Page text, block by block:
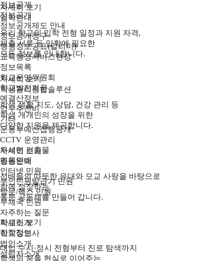
정보공개
정보공개
정보공개제도 안내
정보공개청구
행정정보공표(알리미)
교육행정서비스현장
정보목록
학교운영위원회
학교발전기금
예결산정보
업무추진비
기타
운동부예산집행공개
CCTV 운영관리
무석면 건출물
민원안내
인터넷 민원
무인민원발급기 민원
방문/팩스 민원
우체국 민원
자주하는 질문
학교소개
학교장인사
법인소개
설립자소개
자세히 보기
입학안내
우리 학교의 입학 전형 일정과 지원 자격,
제출 서류 등 입학에 필요한
모든 정보를 안내합니다.
자세히 보기
학생관리통합솔루션
학생 생활 지도, 상담, 건강 관리 등
학생 개개인의 성장을 위한
다양한 지원을 제공합니다.
자세히 보기
총동문회
선배들의 따뜻한 유대와 모교 사랑을 바탕으로
함께 성장하는
동문 공동체를 만들어 갑니다.
자세히 보기
진학정보
대입 수시·정시 전형부터 진로 탐색까지
학생의 꿈을 현실로 이어주는